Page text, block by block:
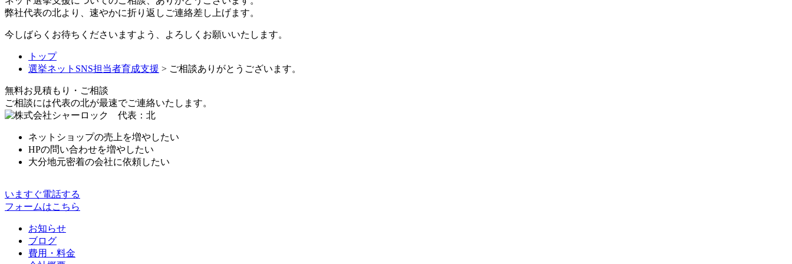
弊社代表の北より、速やかに折り返しご連絡差し上げます。
今しばらくお待ちくださいますよう、よろしくお願いいたします。
トップ
選挙ネットSNS担当者育成支援 > ご相談ありがとうございます。
無料お見積もり・ご相談
ご相談には代表の北が最速でご連絡いたします。
ネットショップの売上を増やしたい
HPの問い合わせを増やしたい
大分地元密着の会社に依頼したい
いますぐ電話する
フォームはこちら
お知らせ
ブログ
費用・料金